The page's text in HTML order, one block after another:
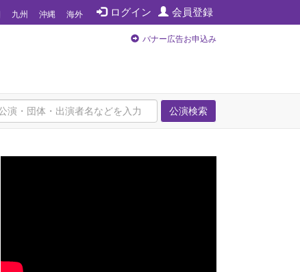
ログイン 会員登録
九州 沖縄 海外
バナー広告お申込み
公演検索